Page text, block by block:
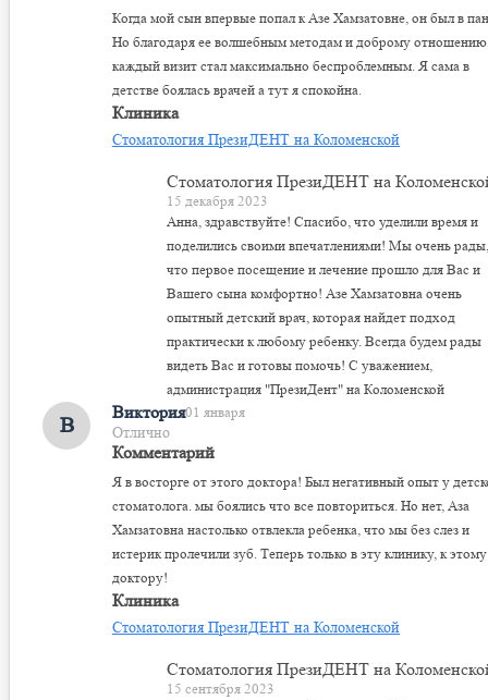
Когда мой сын впервые попал к Азе Хамзатовне, он был в
Но благодаря ее волшебным методам и доброму
каждый визит стал максимально беспроблемным. Я сама в
детстве боялась врачей а тут я спокойна.
Клиника
Стоматология ПрезиДЕНТ на Коломенской
Стоматология ПрезиДЕНТ на
15 декабря 2023
Анна, здравствуйте! Спасибо, что уделили время и
поделились своими впечатлениями! Мы очень рады,
что первое посещение и лечение прошло для Вас и
Вашего сына комфортно! Азе Хамзатовна очень
опытный детский врач, которая найдет подход
практически к любому ребенку. Всегда будем рады
видеть Вас и готовы помочь! С уважением,
администрация "ПрезиДент" на Коломенской
В
Виктория01 января
Отлично
Комментарий
Я в восторге от этого доктора! Был негативный опыт у
стоматолога. мы боялись что все повториться. Но нет, Аза
Хамзатовна настолько отвлекла ребенка, что мы без слез и
истерик пролечили зуб. Теперь только в эту клинику, к этому
доктору!
Клиника
Стоматология ПрезиДЕНТ на Коломенской
Стоматология ПрезиДЕНТ на
15 сентября 2023